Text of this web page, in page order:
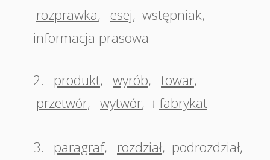
rozprawka, esej, wstępniak,
informacja prasowa
2. produkt, wyrób, towar,
przetwór, wytwór, † fabrykat
3. paragraf, rozdział, podrozdział,